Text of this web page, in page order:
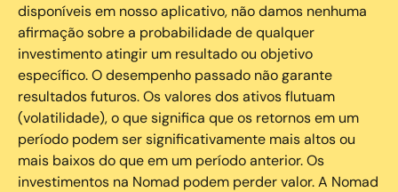
disponíveis em nosso aplicativo, não damos nenhuma
afirmação sobre a probabilidade de qualquer
investimento atingir um resultado ou objetivo
específico. O desempenho passado não garante
resultados futuros. Os valores dos ativos flutuam
(volatilidade), o que significa que os retornos em um
período podem ser significativamente mais altos ou
mais baixos do que em um período anterior. Os
investimentos na Nomad podem perder valor. A Nomad